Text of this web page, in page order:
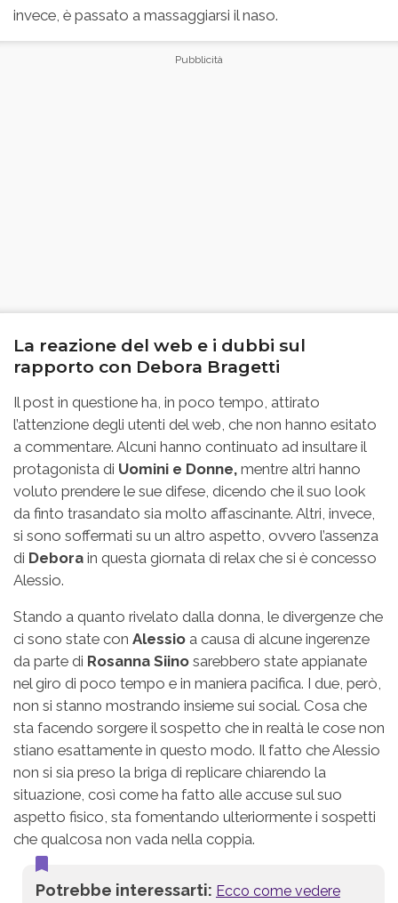
invece, è passato a massaggiarsi il naso.
La reazione del web e i dubbi sul
rapporto con Debora Bragetti
Il post in questione ha, in poco tempo, attirato
l’attenzione degli utenti del web, che non hanno esitato
a commentare. Alcuni hanno continuato ad insultare il
protagonista di Uomini e Donne, mentre altri hanno
voluto prendere le sue difese, dicendo che il suo look
da finto trasandato sia molto affascinante. Altri, invece,
si sono soffermati su un altro aspetto, ovvero l’assenza
di Debora in questa giornata di relax che si è concesso
Alessio.
Stando a quanto rivelato dalla donna, le divergenze che
ci sono state con Alessio a causa di alcune ingerenze
da parte di Rosanna Siino sarebbero state appianate
nel giro di poco tempo e in maniera pacifica. I due, però,
non si stanno mostrando insieme sui social. Cosa che
sta facendo sorgere il sospetto che in realtà le cose non
stiano esattamente in questo modo. Il fatto che Alessio
non si sia preso la briga di replicare chiarendo la
situazione, così come ha fatto alle accuse sul suo
aspetto fisico, sta fomentando ulteriormente i sospetti
che qualcosa non vada nella coppia.
Potrebbe interessarti: Ecco come vedere